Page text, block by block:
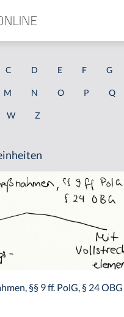
C D E F G
M N O P Q
W Z
§§ 9 ff. PolG, § 24 OBG